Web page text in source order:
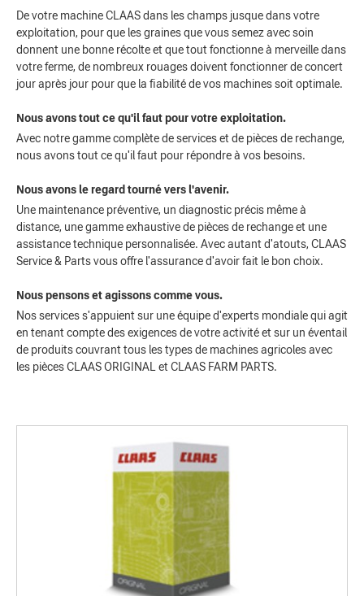
De votre machine CLAAS dans les champs jusque dans votre
exploitation, pour que les graines que vous semez avec soin
donnent une bonne récolte et que tout fonctionne à merveille dans
votre ferme, de nombreux rouages doivent fonctionner de concert
jour après jour pour que la fiabilité de vos machines soit optimale.
Nous avons tout ce qu'il faut pour votre exploitation.
Avec notre gamme complète de services et de pièces de rechange,
nous avons tout ce qu'il faut pour répondre à vos besoins.
Nous avons le regard tourné vers l'avenir.
Une maintenance préventive, un diagnostic précis même à
distance, une gamme exhaustive de pièces de rechange et une
assistance technique personnalisée. Avec autant d'atouts, CLAAS
Service & Parts vous offre l'assurance d'avoir fait le bon choix.
Nous pensons et agissons comme vous.
Nos services s'appuient sur une équipe d'experts mondiale qui agit
en tenant compte des exigences de votre activité et sur un éventail
de produits couvrant tous les types de machines agricoles avec
les pièces CLAAS ORIGINAL et CLAAS FARM PARTS.